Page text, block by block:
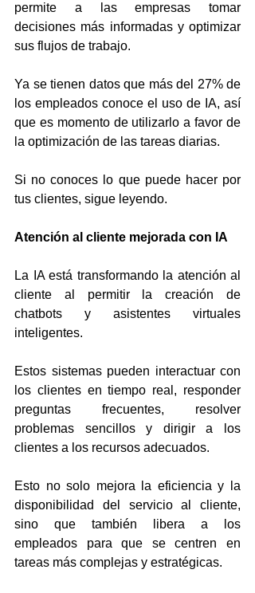
permite a las empresas tomar
decisiones más informadas y optimizar
sus flujos de trabajo.
Ya se tienen datos que más del 27% de
los empleados conoce el uso de IA, así
que es momento de utilizarlo a favor de
la optimización de las tareas diarias.
Si no conoces lo que puede hacer por
tus clientes, sigue leyendo.
Atención al cliente mejorada con IA
La IA está transformando la atención al
cliente al permitir la creación de
chatbots y asistentes virtuales
inteligentes.
Estos sistemas pueden interactuar con
los clientes en tiempo real, responder
preguntas frecuentes, resolver
problemas sencillos y dirigir a los
clientes a los recursos adecuados.
Esto no solo mejora la eficiencia y la
disponibilidad del servicio al cliente,
sino que también libera a los
empleados para que se centren en
tareas más complejas y estratégicas.